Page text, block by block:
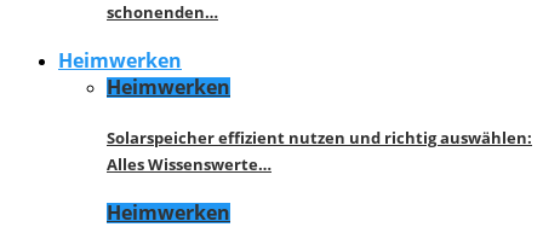
schonenden…
Heimwerken
Heimwerken
Solarspeicher effizient nutzen und richtig auswählen:
Alles Wissenswerte…
Heimwerken